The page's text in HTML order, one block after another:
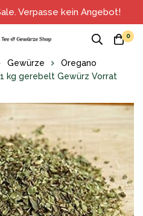
Verpasse kein Angebot!
0
Gewürze
Oregano
kg gerebelt Gewürz Vorrat